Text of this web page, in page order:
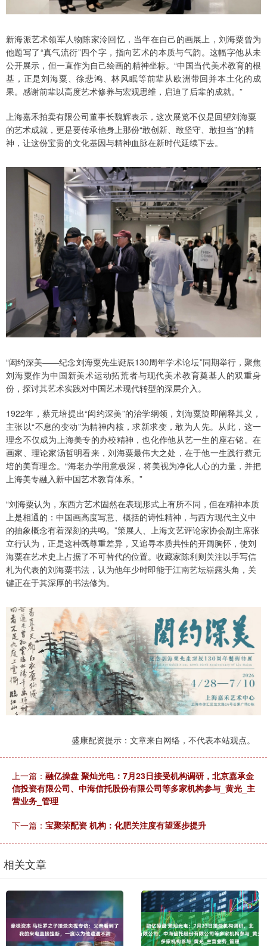
新海派艺术领军人物陈家泠回忆，当年在自己的画展上，刘海粟曾为
他题写了“真气流衍”四个字，指向艺术的本质与气韵。这幅字他从未
公开展示，但一直作为自己绘画的精神坐标。“中国当代美术教育的根
基，正是刘海粟、徐悲鸿、林风眠等前辈从欧洲带回并本土化的成
果。感谢前辈以高度艺术修养与宏观思维，启迪了后辈的成就。”
上海嘉禾拍卖有限公司董事长魏辉表示，这次展览不仅是回望刘海粟
的艺术成就，更是要传承他身上那份“敢创新、敢坚守、敢担当”的精
神，让这份宝贵的文化基因与精神血脉在新时代延续下去。
“闳约深美——纪念刘海粟先生诞辰130周年学术论坛”同期举行，聚焦
刘海粟作为中国新美术运动拓荒者与现代美术教育奠基人的双重身
份，探讨其艺术实践对中国艺术现代转型的深层介入。
1922年，蔡元培提出“闳约深美”的治学纲领，刘海粟旋即阐释其义，
主张以“不息的变动”为精神内核，求新求变，敢为人先。从此，这一
理念不仅成为上海美专的办校精神，也化作他从艺一生的座右铭。在
画家、理论家汤哲明看来，刘海粟最伟大之处，在于他一生践行蔡元
培的美育理念。“海老办学用意极深，将美视为净化人心的力量，并把
上海美专融入新中国艺术教育体系。”
“刘海粟认为，东西方艺术固然在表现形式上有所不同，但在精神本质
上是相通的：中国画高度写意、概括的诗性精神，与西方现代主义中
的抽象概念有着深刻的共鸣。”策展人、上海文艺评论家协会副主席张
立行认为，正是这种既尊重差异，又追寻本质共性的开阔胸怀，使刘
海粟在艺术史上占据了不可替代的位置。收藏家陈利则关注以手写信
札为代表的刘海粟书法，认为他年少时即能于江南艺坛崭露头角，关
键正在于其深厚的书法修为。
盛康配资提示：文章来自网络，不代表本站观点。
上一篇： 融亿操盘 聚灿光电：7月23日接受机构调研，北京嘉承金
信投资有限公司、中海信托股份有限公司等多家机构参与_黄光_主
营业务_管理
下一篇： 宝聚荣配资 机构：化肥关注度有望逐步提升
相关文章